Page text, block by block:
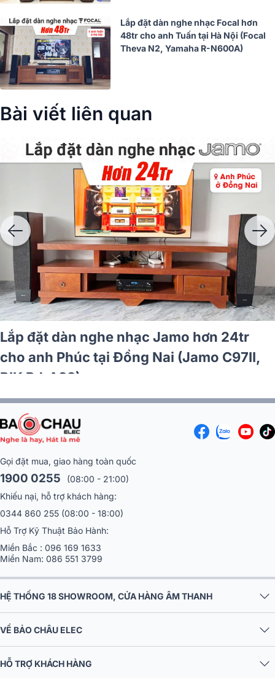
Lắp đặt dàn nghe nhạc Focal hơn
48tr cho anh Tuấn tại Hà Nội (Focal
Theva N2, Yamaha R-N600A)
Bài viết liên quan
Lắp đặt dàn nghe nhạc Jamo hơn 24tr
cho anh Phúc tại Đồng Nai (Jamo C97II,
BIK BJ-A88)
Gọi đặt mua, giao hàng toàn quốc
1900 0255
(08:00 - 21:00)
Khiếu nại, hỗ trợ khách hàng:
0344 860 255 (08:00 - 18:00)
Hỗ Trợ Kỹ Thuật Bảo Hành:
Miền Bắc : 096 169 1633
Miền Nam: 086 551 3799
HỆ THỐNG 18 SHOWROOM, CỬA HÀNG ÂM THANH
VỀ BẢO CHÂU ELEC
HỖ TRỢ KHÁCH HÀNG